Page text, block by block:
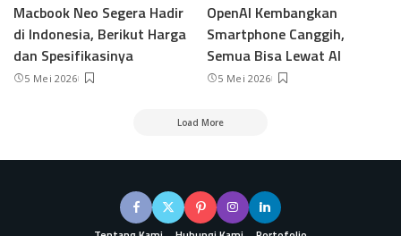
Macbook Neo Segera Hadir
di Indonesia, Berikut Harga
dan Spesifikasinya
5 Mei 2026
OpenAI Kembangkan
Smartphone Canggih,
Semua Bisa Lewat AI
5 Mei 2026
Load More